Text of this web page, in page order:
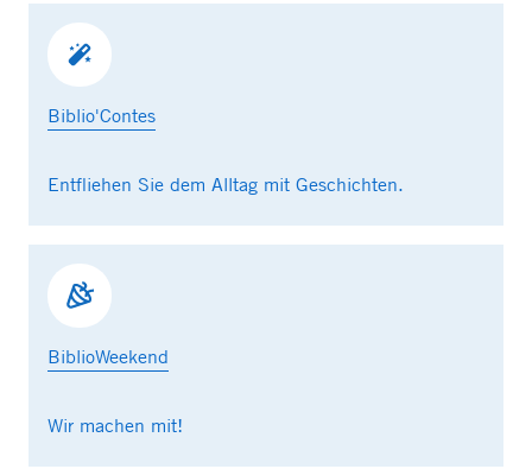
Biblio'Contes
Entfliehen Sie dem Alltag mit Geschichten.
BiblioWeekend
Wir machen mit!